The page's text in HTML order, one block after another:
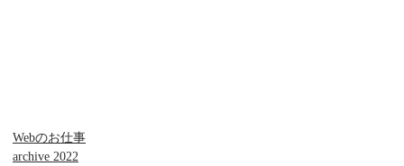
Webのお仕事
archive 2022